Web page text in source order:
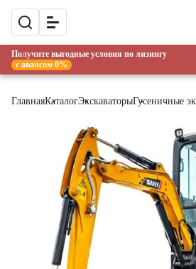
Получите выгодные условия по лизингу
с авансом 0%
ГлавнаяКаталогЭкскаваторыГусеничные